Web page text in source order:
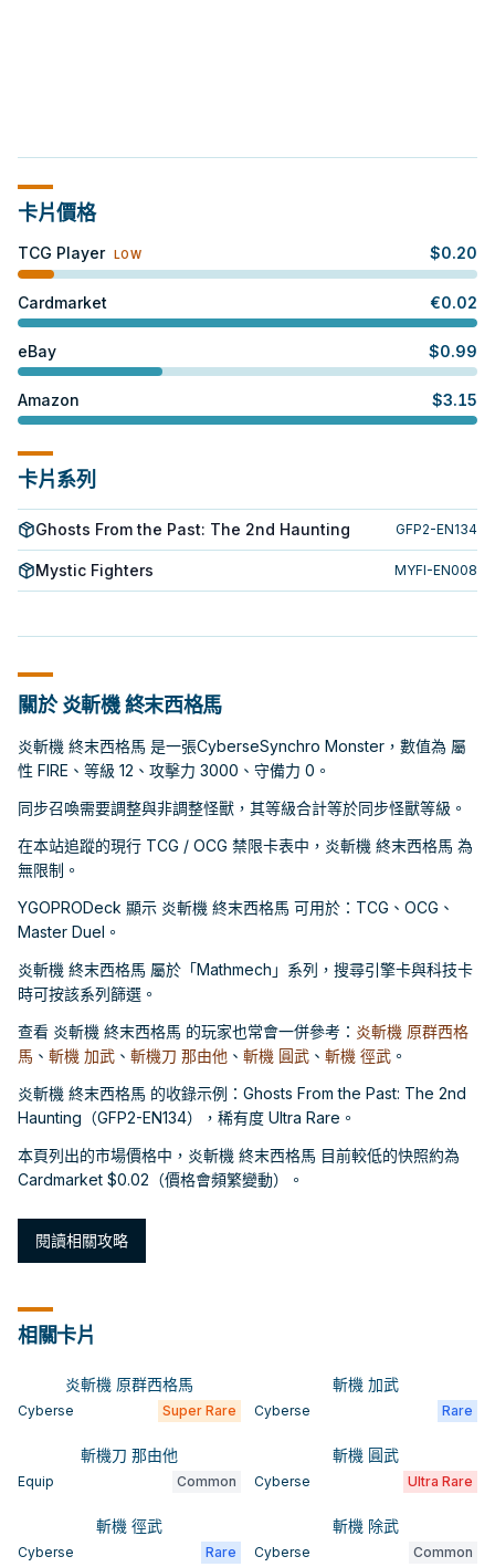
卡片價格
TCG Player LOW $0.20
Cardmarket €0.02
eBay $0.99
Amazon $3.15
卡片系列
Ghosts From the Past: The 2nd Haunting GFP2-EN134
Mystic Fighters MYFI-EN008
關於 炎斬機 終末西格馬
炎斬機 終末西格馬 是一張CyberseSynchro Monster，數值為 屬
性 FIRE、等級 12、攻擊力 3000、守備力 0。
同步召喚需要調整與非調整怪獸，其等級合計等於同步怪獸等級。
在本站追蹤的現行 TCG / OCG 禁限卡表中，炎斬機 終末西格馬 為
無限制。
YGOPRODeck 顯示 炎斬機 終末西格馬 可用於：TCG、OCG、
Master Duel。
炎斬機 終末西格馬 屬於「Mathmech」系列，搜尋引擎卡與科技卡
時可按該系列篩選。
查看 炎斬機 終末西格馬 的玩家也常會一併參考： 炎斬機 原群西格
馬 、 斬機 加武 、 斬機刀 那由他 、 斬機 圓武 、 斬機 徑武 。
炎斬機 終末西格馬 的收錄示例：Ghosts From the Past: The 2nd
Haunting（GFP2-EN134），稀有度 Ultra Rare。
本頁列出的市場價格中，炎斬機 終末西格馬 目前較低的快照約為
Cardmarket $0.02（價格會頻繁變動）。
閱讀相關攻略
相關卡片
炎斬機 原群西格馬
Cyberse Super Rare
斬機 加武
Cyberse Rare
斬機刀 那由他
Equip Common
斬機 圓武
Cyberse Ultra Rare
斬機 徑武
Cyberse Rare
斬機 除武
Cyberse Common